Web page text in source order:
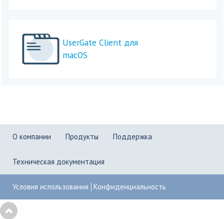
UserGate Client для
macOS
О компании Продукты Поддержка
Техническая документация
Условия использования Конфиденциальность